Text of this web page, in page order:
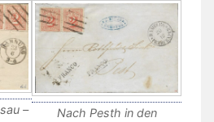
–
Nach Pesth in den